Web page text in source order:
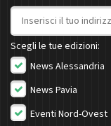
Indirizzo email
Scegli le tue edizioni:
News Alessandria
News Pavia
Eventi Nord-Ovest